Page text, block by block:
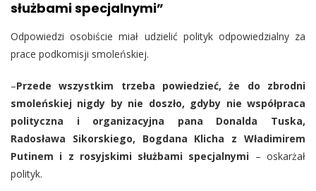
służbami specjalnymi”
Odpowiedzi osobiście miał udzielić polityk odpowiedzialny za
prace podkomisji smoleńskiej.
–Przede wszystkim trzeba powiedzieć, że do zbrodni
smoleńskiej nigdy by nie doszło, gdyby nie współpraca
polityczna i organizacyjna pana Donalda Tuska,
Radosława Sikorskiego, Bogdana Klicha z Władimirem
Putinem i z rosyjskimi służbami specjalnymi – oskarżał
polityk.